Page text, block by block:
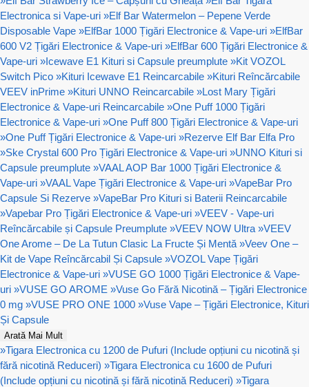
Electronica si Vape-uri »Elf Bar Watermelon – Pepene Verde
Disposable Vape »ElfBar 1000 Țigări Electronice & Vape-uri »ElfBar
600 V2 Țigări Electronice & Vape-uri »ElfBar 600 Țigări Electronice &
Vape-uri »Icewave E1 Kituri si Capsule preumplute »Kit VOZOL
Switch Pico »Kituri Icewave E1 Reincarcabile »Kituri Reîncărcabile
VEEV inPrime »Kituri UNNO Reincarcabile »Lost Mary Țigări
Electronice & Vape-uri Reincarcabile »One Puff 1000 Țigări
Electronice & Vape-uri »One Puff 800 Țigări Electronice & Vape-uri
»One Puff Țigări Electronice & Vape-uri »Rezerve Elf Bar Elfa Pro
»Ske Crystal 600 Pro Țigări Electronice & Vape-uri »UNNO Kituri si
Capsule preumplute »VAAL AOP Bar 1000 Țigări Electronice &
Vape-uri »VAAL Vape Țigări Electronice & Vape-uri »VapeBar Pro
Capsule Si Rezerve »VapeBar Pro Kituri si Baterii Reincarcabile
»Vapebar Pro Țigări Electronice & Vape-uri »VEEV - Vape-uri
Reîncărcabile și Capsule Preumplute »VEEV NOW Ultra »VEEV
One Arome – De La Tutun Clasic La Fructe Și Mentă »Veev One –
Kit de Vape Reîncărcabil Și Capsule »VOZOL Vape Țigări
Electronice & Vape-uri »VUSE GO 1000 Țigări Electronice & Vape-
uri »VUSE GO AROME »Vuse Go Fără Nicotină – Țigări Electronice
0 mg »VUSE PRO ONE 1000 »Vuse Vape – Țigări Electronice, Kituri
Și Capsule
Arată Mai Mult
»Tigara Electronica cu 1200 de Pufuri (Include opțiuni cu nicotină și
fără nicotină Reduceri) »Tigara Electronica cu 1600 de Pufuri
(Include opțiuni cu nicotină și fără nicotină Reduceri) »Tigara